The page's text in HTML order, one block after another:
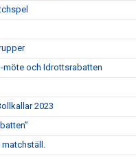
möte och Idrottsrabatten
2023
matchställ.